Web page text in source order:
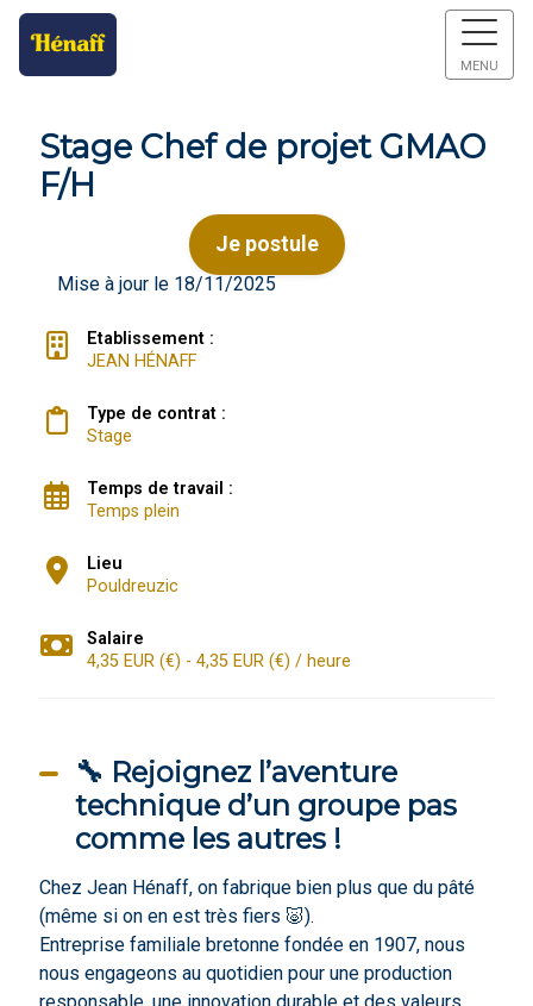
MENU
Stage Chef de projet GMAO
F/H
Je postule
Mise à jour le 18/11/2025
Etablissement :
JEAN HÉNAFF
Type de contrat :
Stage
Temps de travail :
Temps plein
Lieu
Pouldreuzic
Salaire
4,35 EUR (€) - 4,35 EUR (€) / heure
🔧 Rejoignez l’aventure
technique d’un groupe pas
comme les autres !
Chez Jean Hénaff, on fabrique bien plus que du pâté
(même si on en est très fiers 🐷).
Entreprise familiale bretonne fondée en 1907, nous
nous engageons au quotidien pour une production